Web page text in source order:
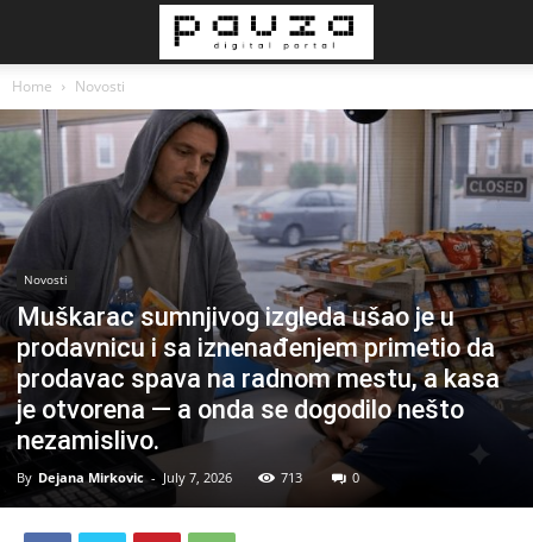
Home Novosti
Novosti
Muškarac sumnjivog izgleda ušao je u
prodavnicu i sa iznenađenjem primetio da
prodavac spava na radnom mestu, a kasa
je otvorena — a onda se dogodilo nešto
nezamislivo.
By Dejana Mirkovic - July 7, 2026 713 0